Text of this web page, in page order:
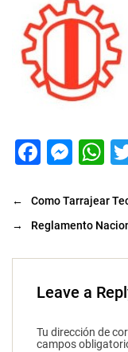
F
c
e
b
o
k
M
s
s
e
g
er
W
at
s
A
p
p
←
Como Tarrajear
→
Reglamento
Leave a
Tu dirección de
campos